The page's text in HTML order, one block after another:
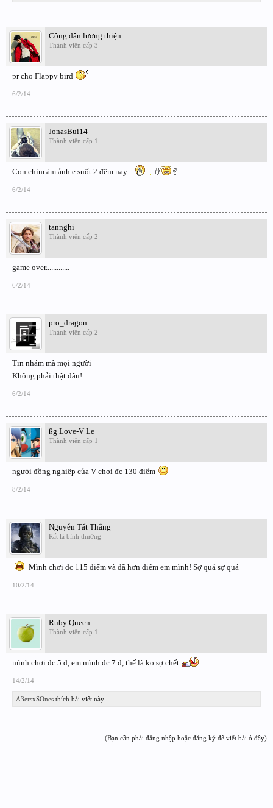
Công dân lương thiện
Thành viên cấp 3
pr cho Flappy bird
6/2/14
JonasBui14
Thành viên cấp 1
Con chim ám ảnh e suốt 2 đêm nay
6/2/14
tannghi
Thành viên cấp 2
game over.............
6/2/14
pro_dragon
Thành viên cấp 2
Tin nhảm mà mọi người
Không phải thật đâu!
6/2/14
ßg Love-V Le
Thành viên cấp 1
người đồng nghiệp của V chơi đc 130 điểm
8/2/14
Nguyễn Tất Thắng
Rất là bình thường
Mình chơi dc 115 điểm và đã hơn điểm em mình! Sợ quá sợ quá
10/2/14
Ruby Queen
Thành viên cấp 1
mình chơi đc 5 đ, em mình đc 7 đ, thế là ko sợ chết
14/2/14
A3ersxSOnes thích bài viết này
(Bạn cần phải đăng nhập hoặc đăng ký để viết bài ở đây)